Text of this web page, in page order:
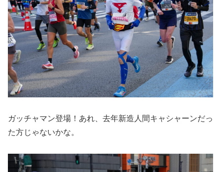
ガッチャマン登場！あれ、去年新造人間キャシャーンだっ
た方じゃないかな。